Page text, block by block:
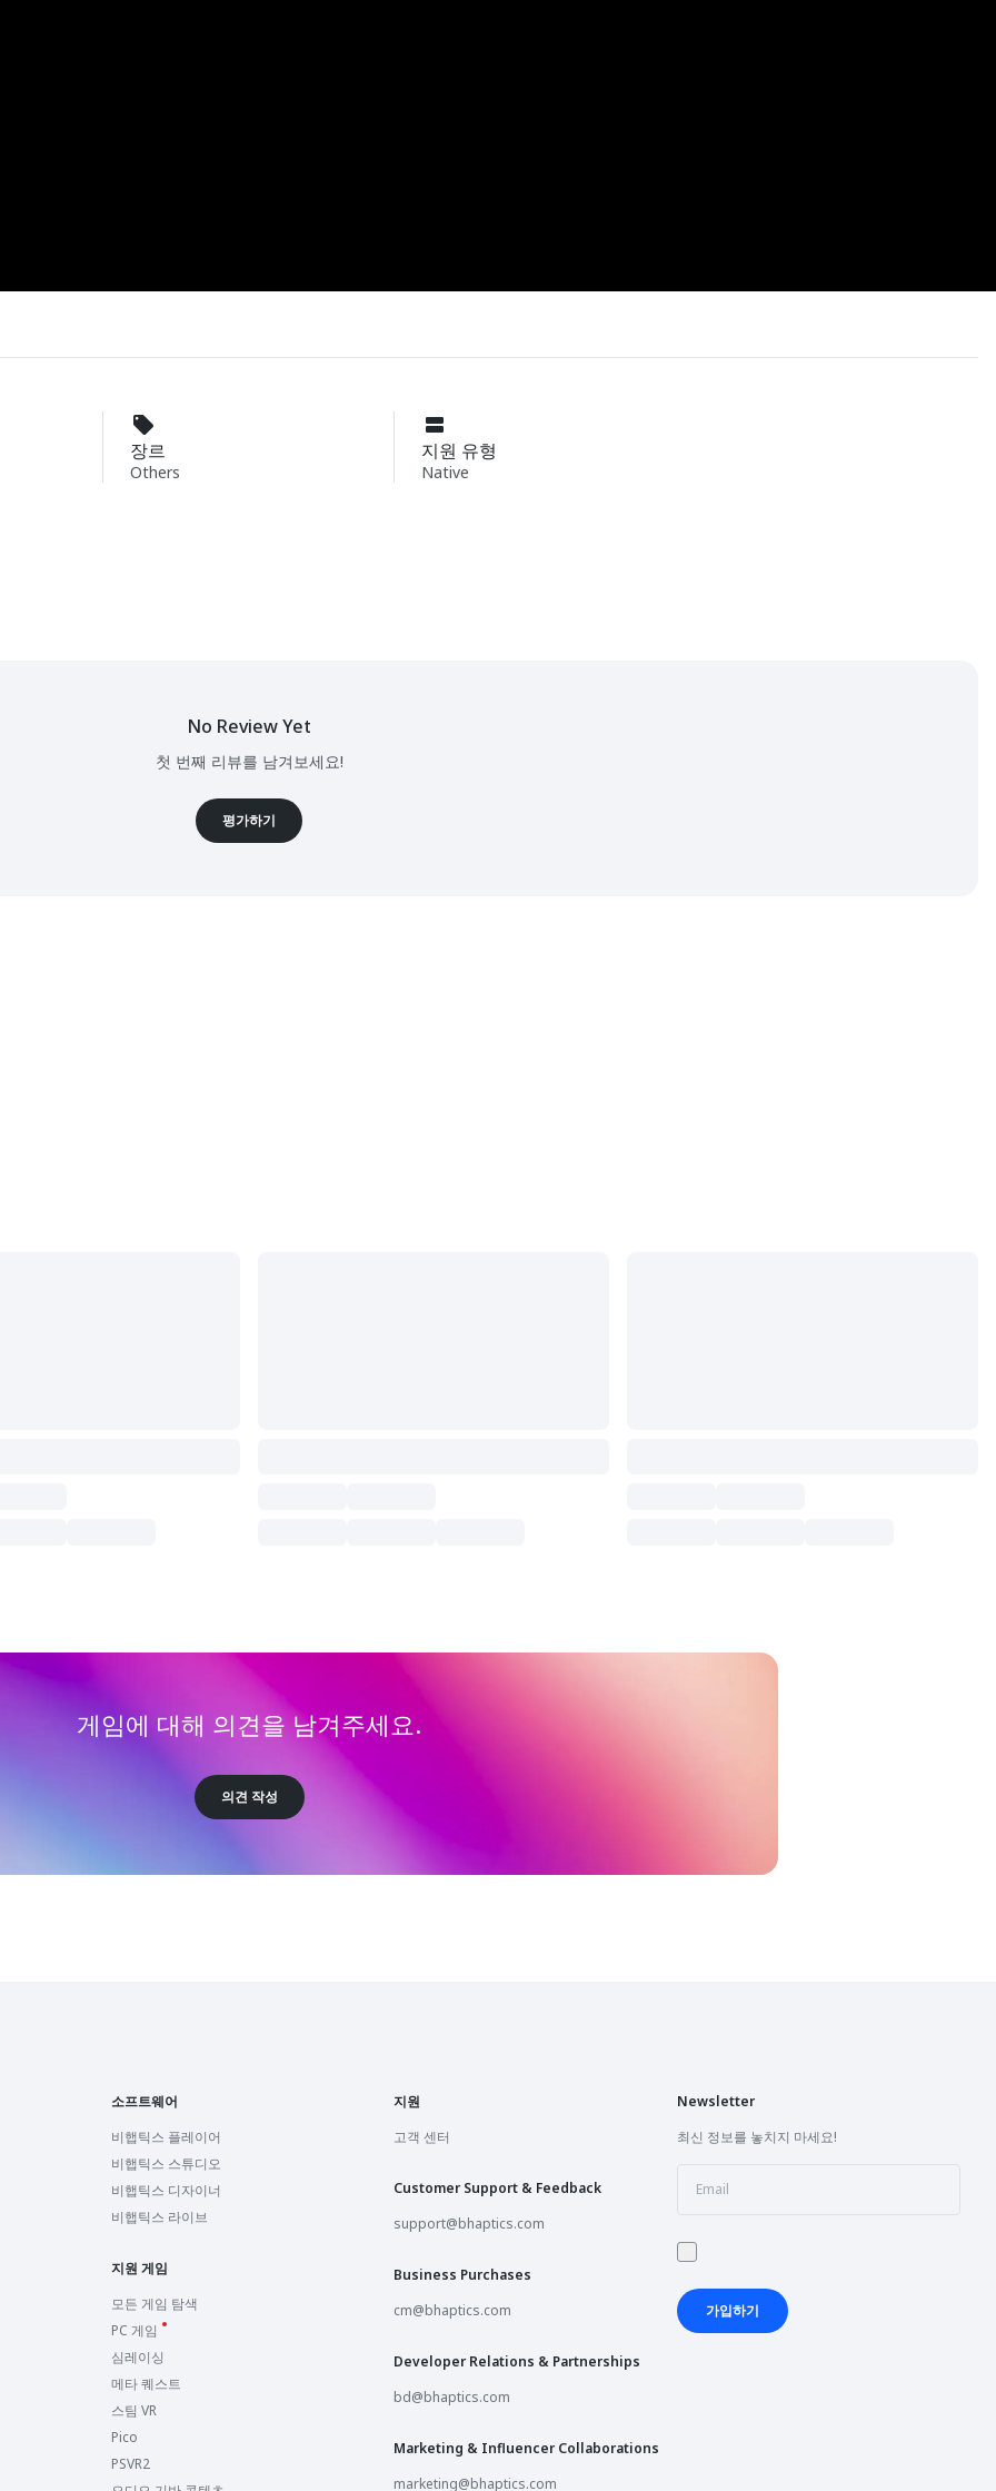
장르
Others
지원 유형
Native
No Review Yet
첫 번째 리뷰를 남겨보세요!
평가하기
게임에 대해 의견을 남겨주세요.
의견 작성
소프트웨어
비햅틱스 플레이어
비햅틱스 스튜디오
비햅틱스 디자이너
비햅틱스 라이브
지원 게임
모든 게임 탐색
PC 게임
심레이싱
메타 퀘스트
스팀 VR
Pico
PSVR2
지원
고객 센터
Customer Support & Feedback
support@bhaptics.com
Business Purchases
cm@bhaptics.com
Developer Relations & Partnerships
bd@bhaptics.com
Marketing & Influencer Collaborations
marketing@bhaptics.com
Newsletter
최신 정보를 놓치지 마세요!
가입하기